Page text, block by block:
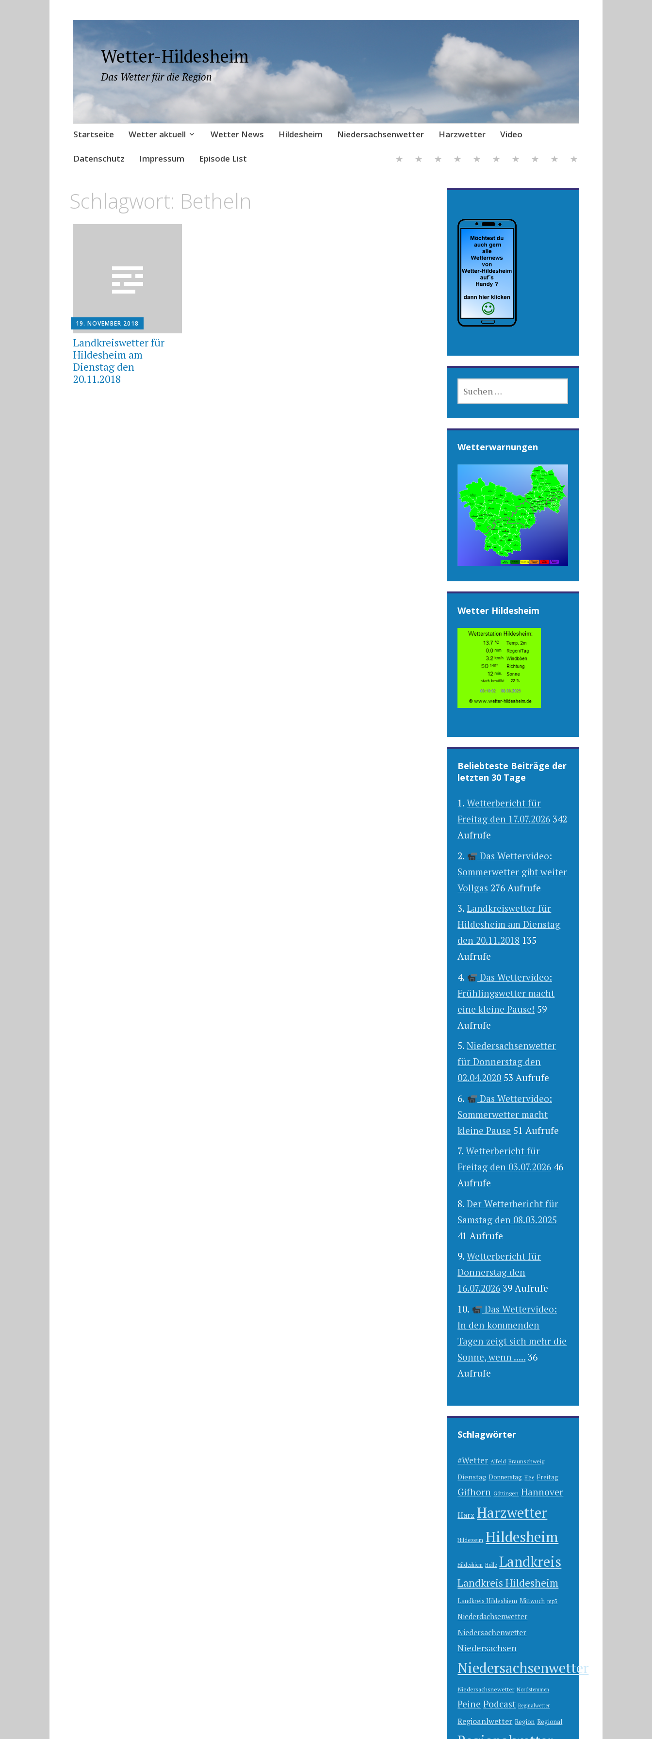
Wetter-Hildesheim
Das Wetter für die Region
Zum
springen
Startseite Wetter aktuell Wetter News Hildesheim Niedersachsenwetter Harzwetter Video
Datenschutz Impressum Episode List
Schlagwort: Betheln
19. NOVEMBER 2018
Landkreiswetter für
Hildesheim am
Dienstag den
20.11.2018
NACH:
Wetterwarnungen
Wetter Hildesheim
Beliebteste Beiträge der
letzten 30 Tage
Wetterbericht für
Freitag den 17.07.2026 342
Aufrufe
Das Wettervideo:
Sommerwetter gibt weiter
Vollgas 276 Aufrufe
Landkreiswetter für
Hildesheim am Dienstag
den 20.11.2018 135
Aufrufe
Das Wettervideo:
Frühlingswetter macht
eine kleine Pause! 59
Aufrufe
Niedersachsenwetter
für Donnerstag den
02.04.2020 53 Aufrufe
Das Wettervideo:
Sommerwetter macht
kleine Pause 51 Aufrufe
Wetterbericht für
Freitag den 03.07.2026 46
Aufrufe
Der Wetterbericht für
Samstag den 08.03.2025
41 Aufrufe
Wetterbericht für
Donnerstag den
16.07.2026 39 Aufrufe
Das Wettervideo:
In den kommenden
Tagen zeigt sich mehr die
Sonne, wenn ..... 36
Aufrufe
Schlagwörter
#Wetter Alfeld Braunschweig
Dienstag Donnerstag Elze Freitag
Gifhorn Göttingen Hannover
Harz Harzwetter
Hildeseim Hildesheim
Hildeshiem Holle Landkreis
Landkreis Hildesheim
Landkreis Hildeshiem Mittwoch mp3
Niederdachsenwetter
Niedersachenwetter
Niedersachsen
Niedersachsenwetter
Niedersachsnewetter Nordstemmen
Peine Podcast Reginalwetter
Regioanlwetter Region Regional